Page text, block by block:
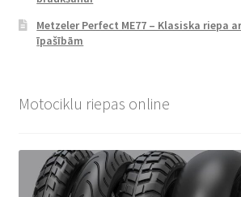
Metzeler Perfect ME77 – Klasiska riepa
īpašībām
Motociklu riepas online